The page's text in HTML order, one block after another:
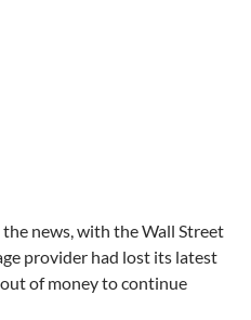
news, with the Wall Street
provider had lost its latest
of money to continue